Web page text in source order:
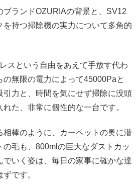
ブランドOZURIAの背景と、SV12
を持つ掃除機の実力について多角的
スという自由をあえて手放す代わ
の無限の電力によって45000Paと
引力と、時間を気にせず掃除に没頭
た、非常に個性的な一台です。
相棒のように、カーペットの奥に潜
の毛も、800mlの巨大なダストカッ
でいく姿は、毎日の家事に確かな達
です。